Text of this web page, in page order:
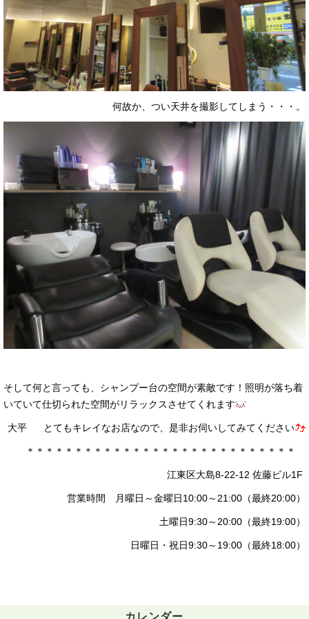
何故か、つい天井を撮影してしまう・・・。
そして何と言っても、シャンプー台の空間が素敵です！照明が落ち着
いていて仕切られた空間がリラックスさせてくれます
とてもキレイなお店なので、是非お伺いしてみてください
大平
＊＊＊＊＊＊＊＊＊＊＊＊＊＊＊＊＊＊＊＊＊＊＊＊＊＊＊＊
江東区大島8-22-12 佐藤ビル1F
営業時間 月曜日～金曜日10:00～21:00（最終20:00）
土曜日9:30～20:00（最終19:00）
日曜日・祝日9:30～19:00（最終18:00）
カレンダー